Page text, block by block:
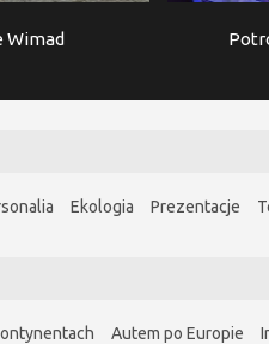
Wimad
Ekologia Prezentacje
Autem po Europie